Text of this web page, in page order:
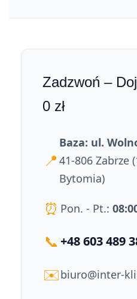
Zadzwoń –
0 zł
📍
Baza: ul.
41-806 Zabrze
Bytomia)
⏰ Pon. - Pt.:
📞 +48 603 489
✉️biuro@inter-